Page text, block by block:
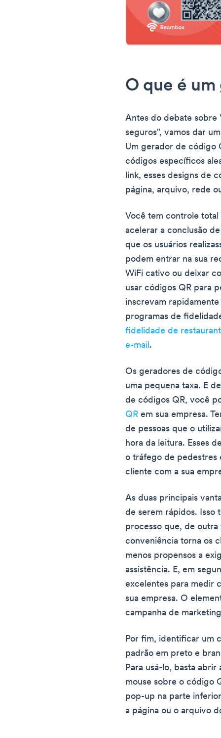
O que é um
Antes do debate sobre
seguros", vamos dar
Um gerador de código
códigos específicos
link, esses designs de
página, arquivo, rede
Você tem controle total
acelerar a conclusão
que os usuários
podem entrar na sua
WiFi cativo ou deixar
usar códigos QR para
inscrevam
programas de
fidelidade de
e-mail.
Os geradores de
uma pequena taxa. E
de códigos QR, você
QR em sua empresa.
de pessoas que o
hora da leitura. Esses
o tráfego de pedestres
cliente com a sua
As duas principais
de serem rápidos. Isso
processo que, de
conveniência torna os
menos propensos a
assistência. E, em
excelentes para medir
sua empresa. O
campanha de
Por fim, identificar um
padrão em preto e
Para usá-lo, basta abrir
mouse sobre o código
pop-up na parte
a página ou o arquivo